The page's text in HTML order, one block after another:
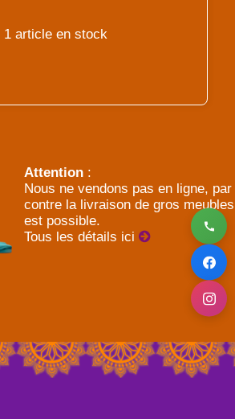
1 article en stock
Attention :
Nous ne vendons pas en ligne, par
contre la livraison de gros meubles
est possible.
Tous les détails ici